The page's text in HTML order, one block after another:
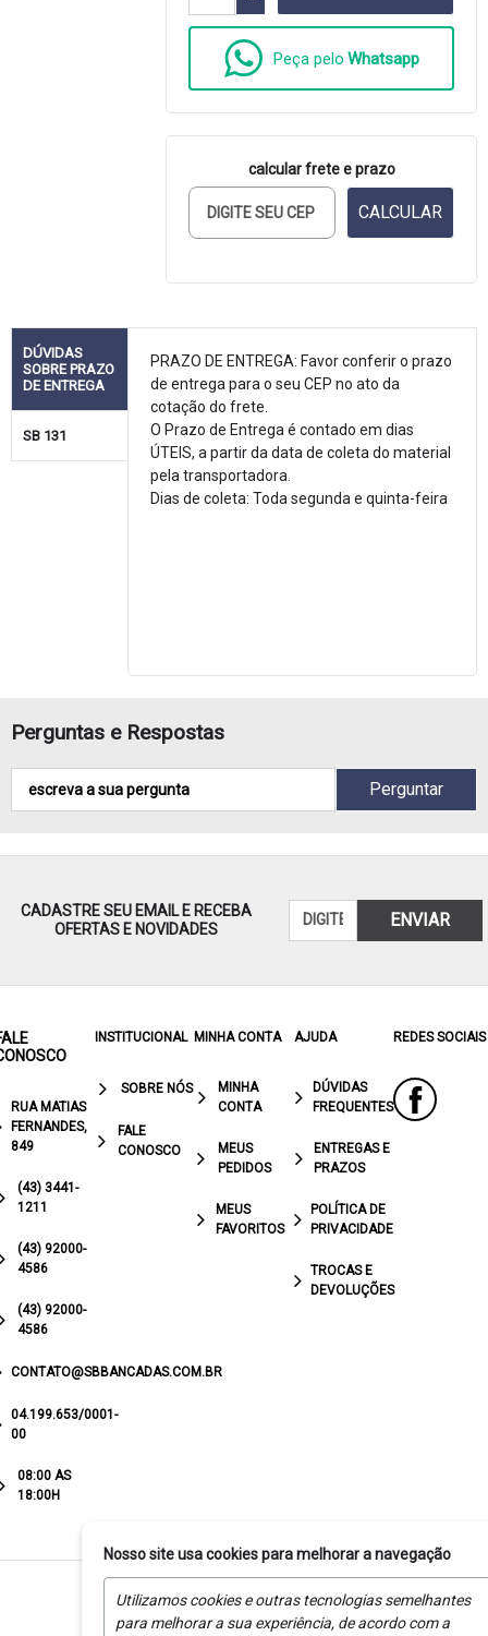
Peça pelo Whatsapp
calcular frete e prazo
CALCULAR
DÚVIDAS
SOBRE PRAZO
DE ENTREGA
SB 131
PRAZO DE ENTREGA: Favor conferir o prazo
de entrega para o seu CEP no ato da
cotação do frete.
O Prazo de Entrega é contado em dias
ÚTEIS, a partir da data de coleta do material
pela transportadora.
Dias de coleta: Toda segunda e quinta-feira
Perguntas e Respostas
Perguntar
CADASTRE SEU EMAIL E RECEBA
OFERTAS E NOVIDADES
ENVIAR
RUA MATIAS
FERNANDES,
849
(43) 3441-
1211
(43) 92000-
4586
(43) 92000-
4586
CONTATO@SBBANCADAS.COM.BR
04.199.653/0001-
00
08:00 AS
18:00H
INSTITUCIONAL
SOBRE NÓS
FALE
CONOSCO
MINHA CONTA
MINHA
CONTA
MEUS
PEDIDOS
MEUS
FAVORITOS
AJUDA
DÚVIDAS
FREQUENTES
ENTREGAS E
PRAZOS
POLÍTICA DE
PRIVACIDADE
TROCAS E
DEVOLUÇÕES
REDES SOCIAIS
Nosso site usa cookies para melhorar a navegação
Utilizamos cookies e outras tecnologias semelhantes
para melhorar a sua experiência, de acordo com a